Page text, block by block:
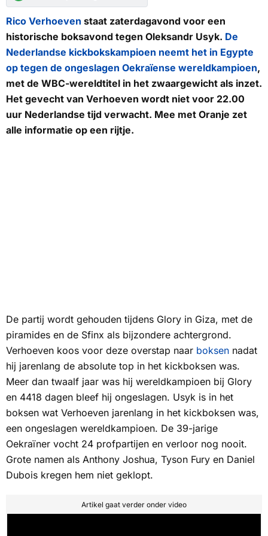
Rico Verhoeven staat zaterdagavond voor een
historische boksavond tegen Oleksandr Usyk. De
Nederlandse kickbokskampioen neemt het in Egypte
op tegen de ongeslagen Oekraïense wereldkampioen,
met de WBC-wereldtitel in het zwaargewicht als inzet.
Het gevecht van Verhoeven wordt niet voor 22.00
uur Nederlandse tijd verwacht. Mee met Oranje zet
alle informatie op een rijtje.
De partij wordt gehouden tijdens Glory in Giza, met de
piramides en de Sfinx als bijzondere achtergrond.
Verhoeven koos voor deze overstap naar boksen nadat
hij jarenlang de absolute top in het kickboksen was.
Meer dan twaalf jaar was hij wereldkampioen bij Glory
en 4418 dagen bleef hij ongeslagen. Usyk is in het
boksen wat Verhoeven jarenlang in het kickboksen was,
een ongeslagen wereldkampioen. De 39-jarige
Oekraïner vocht 24 profpartijen en verloor nog nooit.
Grote namen als Anthony Joshua, Tyson Fury en Daniel
Dubois kregen hem niet geklopt.
Artikel gaat verder onder video